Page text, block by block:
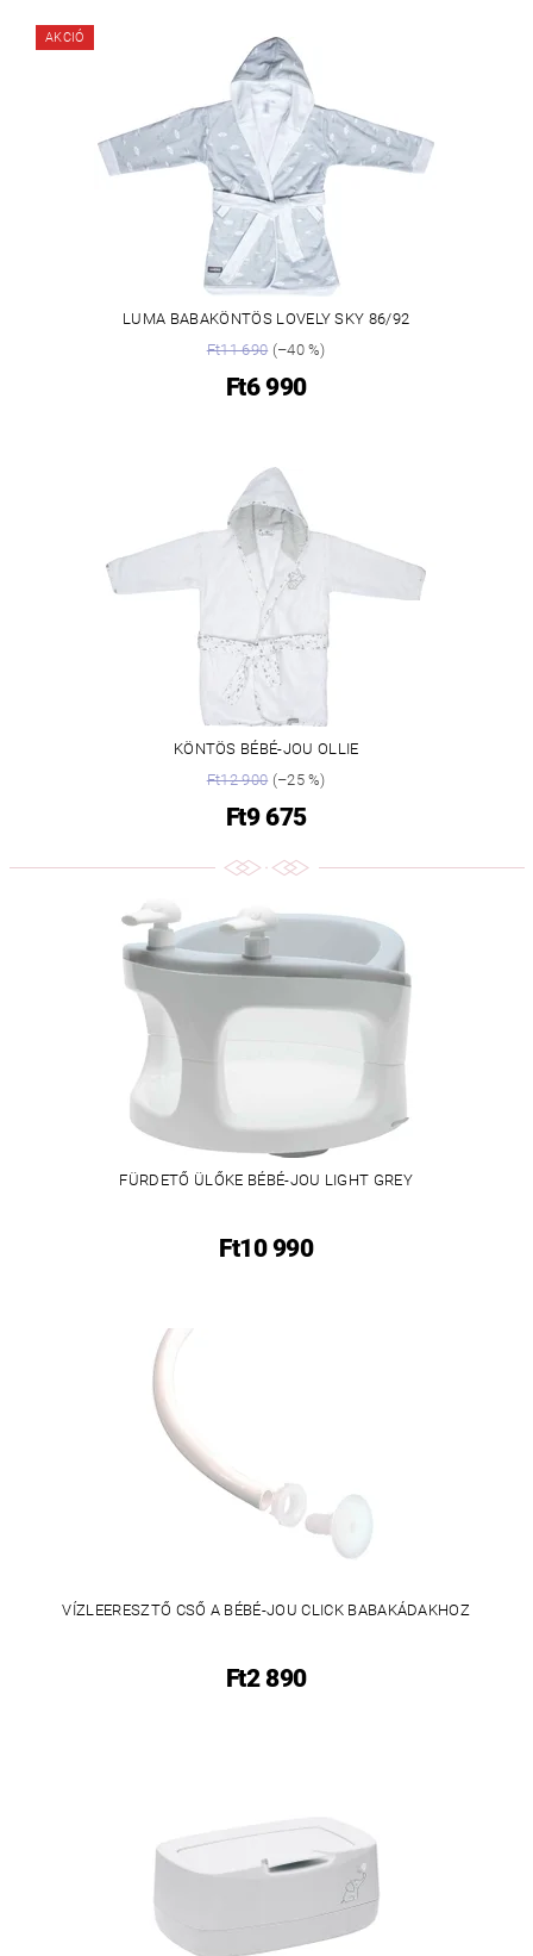
AKCIÓ
LUMA BABAKÖNTÖS LOVELY SKY 86/92
Ft11 690(–40 %)
Ft6 990
KÖNTÖS BÉBÉ-JOU OLLIE
Ft12 900(–25 %)
Ft9 675
FÜRDETŐ ÜLŐKE BÉBÉ-JOU LIGHT GREY
Ft10 990
VÍZLEERESZTŐ CSŐ A BÉBÉ-JOU CLICK BABAKÁDAKHOZ
Ft2 890